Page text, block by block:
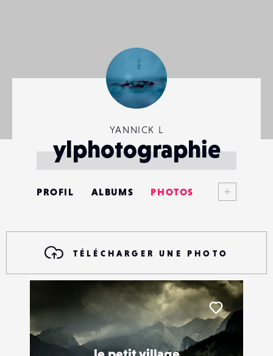
YANNICK L
ylphotographie
PROFIL ALBUMS PHOTOS
CONTACTS
ÉVÉNEMENTS
FAVORIS
TÉLÉCHARGER UNE PHOTO
Liker